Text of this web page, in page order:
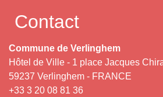
Contact
Commune de Verlinghem
Hôtel de Ville - 1 place Jacques
59237 Verlinghem - FRANCE
+33 3 20 08 81 36